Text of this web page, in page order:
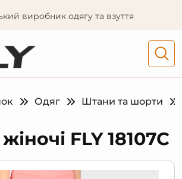
виробник одягу та взуття
Одяг Штани та шорти
FLY 18107C